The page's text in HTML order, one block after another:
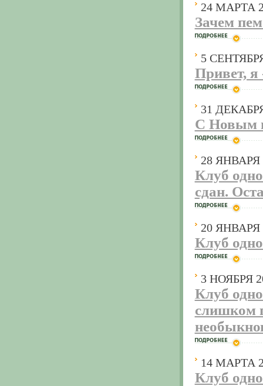
24 МАРТА
Зачем
5
Привет, я
31
С Новым
28 ЯНВАРЯ
Клуб
сдан.
20 ЯНВАРЯ
Клуб
3 НОЯБРЯ
Клуб
слишком
14 МАРТА
Клуб